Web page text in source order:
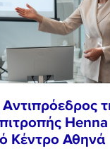
Κέντρο Αθηνά